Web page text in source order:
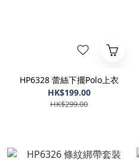
HP6328 蕾絲下擺Polo上衣
HK$199.00
HK$299.00